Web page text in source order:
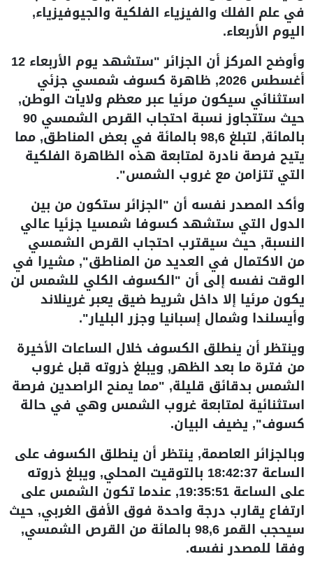
في علم الفلك والفيزياء الفلكية والجيوفيزياء,
اليوم الأربعاء.
وأوضح المركز أن الجزائر "ستشهد يوم الأربعاء 12
أغسطس 2026, ظاهرة كسوف شمسي جزئي
استثنائي سيكون مرئيا عبر معظم ولايات الوطن,
حيث ستتجاوز نسبة احتجاب القرص الشمسي 90
بالمائة, لتبلغ 98,6 بالمائة في بعض المناطق, مما
يتيح فرصة نادرة لمتابعة هذه الظاهرة الفلكية
التي تتزامن مع غروب الشمس".
وأكد المصدر نفسه أن "الجزائر ستكون من بين
الدول التي ستشهد كسوفا شمسيا جزئيا عالي
النسبة, حيث سيقترب احتجاب القرص الشمسي
من الاكتمال في العديد من المناطق", مشيرا في
الوقت نفسه إلى أن "الكسوف الكلي للشمس لن
يكون مرئيا إلا داخل شريط ضيق يعبر غرينلاند
وأيسلندا وشمال إسبانيا وجزر البليار".
وينتظر أن ينطلق الكسوف خلال الساعات الأخيرة
من فترة ما بعد الظهر, ويبلغ ذروته قبل غروب
الشمس بدقائق قليلة, "مما يمنح الراصدين فرصة
استثنائية لمتابعة غروب الشمس وهي في حالة
كسوف", يضيف البيان.
وبالجزائر العاصمة, ينتظر أن ينطلق الكسوف على
الساعة 18:42:37 بالتوقيت المحلي, ويبلغ ذروته
على الساعة 19:35:51, عندما تكون الشمس على
ارتفاع يقارب درجة واحدة فوق الأفق الغربي, حيث
سيحجب القمر 98,6 بالمائة من القرص الشمسي,
وفقا للمصدر نفسه.